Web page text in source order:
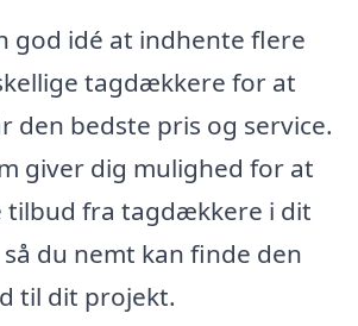
god idé at indhente flere
tagdækkere for at
den bedste pris og service.
giver dig mulighed for at
tilbud fra tagdækkere i dit
du nemt kan finde den
til dit projekt.